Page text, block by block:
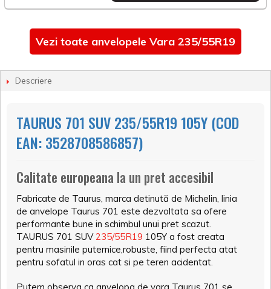
Vezi toate anvelopele Vara 235/55R19
Descriere
TAURUS 701 SUV 235/55R19 105Y (COD
EAN: 3528708586857)
Calitate europeana la un pret accesibil
Fabricate de Taurus, marca detinută de Michelin, linia
de anvelope Taurus 701 este dezvoltata sa ofere
performante bune in schimbul unui pret scazut.
TAURUS 701 SUV235/55R19 105Y a fost creata
pentru masinile puternice,robuste, fiind perfecta atat
pentru sofatul in oras cat si pe teren acidentat.